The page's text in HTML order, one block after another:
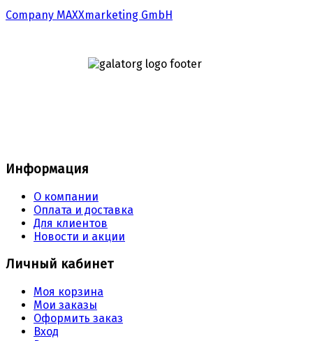
Company MAXXmarketing GmbH
Информация
О компании
Оплата и доставка
Для клиентов
Новости и акции
Личный кабинет
Моя корзина
Мои заказы
Оформить заказ
Вход